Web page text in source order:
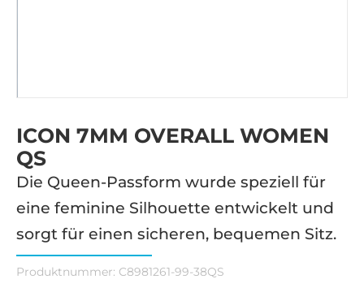
ICON 7MM OVERALL WOMEN
QS
Die Queen-Passform wurde speziell für
eine feminine Silhouette entwickelt und
sorgt für einen sicheren, bequemen Sitz.
Produktnummer: C8981261-99-38QS